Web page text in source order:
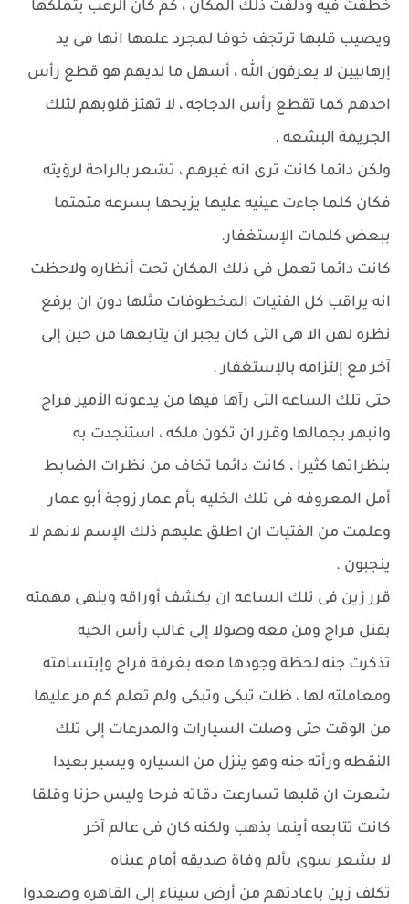
خطفت فيه ودلفت ذلك المكان ، كم كان الرعب يتملكها
ويصيب قلبها ترتجف خوفا لمجرد علمها انها فى يد
إرهابيين لا يعرفون الله ، أسهل ما لديهم هو قطع رأس
احدهم كما تقطع رأس الدجاجه ، لا تهتز قلوبهم لتلك
الجريمة البشعه .
ولكن دائما كانت ترى انه غيرهم ، تشعر بالراحة لرؤيته
فكان كلما جاءت عينيه عليها يزيحها بسرعه متمتما
ببعض كلمات الإستغفار.
كانت دائما تعمل فى ذلك المكان تحت أنظاره ولاحظت
انه يراقب كل الفتيات المخطوفات مثلها دون ان يرفع
نظره لهن الا هى التى كان يجبر ان يتابعها من حين إلى
آخر مع إلتزامه بالإستغفار .
حتى تلك الساعه التى رآها فيها من يدعونه الأمير فراج
وانبهر بجمالها وقرر ان تكون ملكه ، استنجدت به
بنظراتها كثيرا ، كانت دائما تخاف من نظرات الضابط
أمل المعروفه فى تلك الخليه بأم عمار زوجة أبو عمار
وعلمت من الفتيات ان اطلق عليهم ذلك الإسم لانهم لا
ينجبون .
قرر زين فى تلك الساعه ان يكشف أوراقه وينهى مهمته
بقتل فراج ومن معه وصولا إلى غالب رأس الحيه
تذكرت جنه لحظة وجودها معه بغرفة فراج وإبتسامته
ومعاملته لها ، ظلت تبكى وتبكى ولم تعلم كم مر عليها
من الوقت حتى وصلت السيارات والمدرعات إلى تلك
النقطه ورأته جنه وهو ينزل من السياره ويسير بعيدا
شعرت ان قلبها تسارعت دقاته فرحا وليس حزنا وقلقا
كانت تتابعه أينما يذهب ولكنه كان فى عالم آخر
لا يشعر سوى بألم وفاة صديقه أمام عيناه
تكلف زين باعادتهم من أرض سيناء إلى القاهره وصعدوا